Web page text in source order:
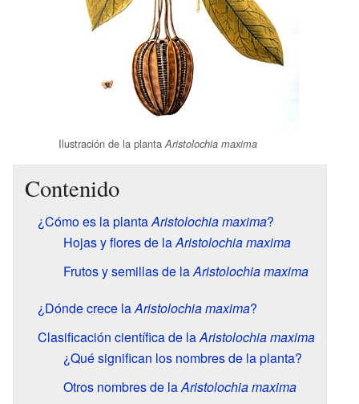
Ilustración de la plantaAristolochia maxima
Contenido
¿Cómo es la plantaAristolochia maxima?
Hojas y flores de laAristolochia maxima
Frutos y semillas de laAristolochia maxima
¿Dónde crece laAristolochia maxima?
Clasificación científica de laAristolochia maxima
¿Qué significan los nombres de la planta?
Otros nombres de laAristolochia maxima